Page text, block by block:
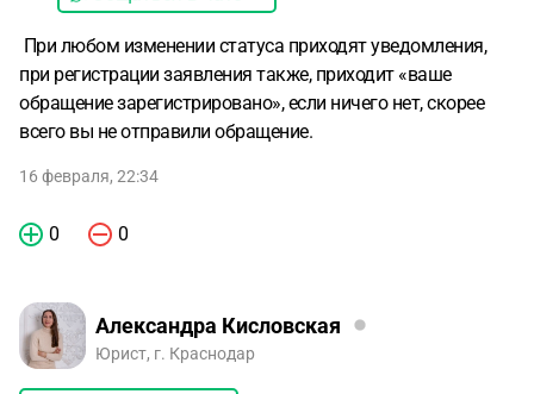
При любом изменении статуса приходят уведомления,
при регистрации заявления также, приходит «ваше
обращение зарегистрировано», если ничего нет, скорее
всего вы не отправили обращение.
16 февраля, 22:34
0 0
Александра Кисловская
Юрист, г. Краснодар